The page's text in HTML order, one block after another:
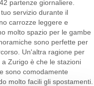
partenze giornaliere.
servizio durante il
carrozze leggere e
molto spazio per le gambe
sono perfette per
Un'altra ragione per
Zurigo è che le stazioni
sono comodamente
molto facili gli spostamenti.